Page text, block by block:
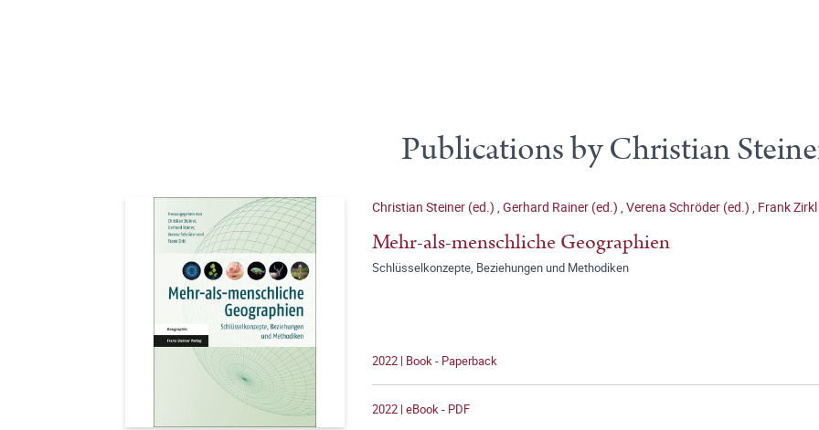
Publications by Christian
Christian Steiner (ed.) ,Gerhard Rainer (ed.) ,Verena Schröder (ed.) , Frank
Mehr-als-menschliche Geographien
Schlüsselkonzepte, Beziehungen und Methodiken
2022 | Book - Paperback
2022 | eBook - PDF